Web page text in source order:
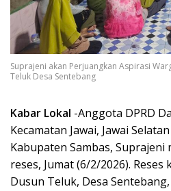
Suprajeni akan Perjuangkan Aspirasi
Teluk Desa Sentebang
Kabar Lokal -Anggota DPRD
Kecamatan Jawai, Jawai
Kabupaten Sambas,
reses, Jumat (6/2/2026).
Dusun Teluk, Desa Sentebang,